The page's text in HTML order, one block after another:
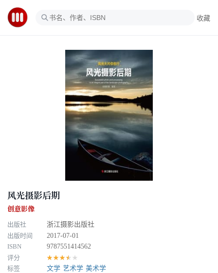
收藏
风光摄影后期
创意影像
出版社
浙江摄影出版社
出版时间
2017-07-01
ISBN
9787551414562
评分
★★★★★
标签 文学 艺术学 美术学